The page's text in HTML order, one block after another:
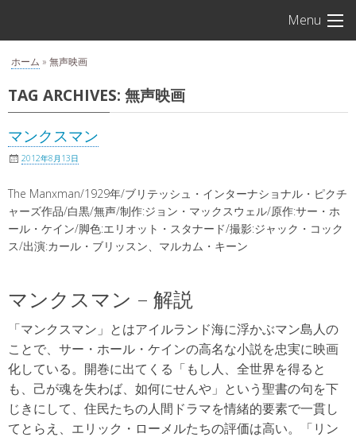
Menu
アルフレ
ホーム » 無声映画
TAG ARCHIVES: 無声映画
マンクスマン
2012年8月13日
The Manxman/1929年/ブリテッシュ・インターナショナル・ピクチ
ャーズ作品/白黒/無声/制作:ジョン・マックスウェル/原作:サー・ホ
ール・ケイン/脚色:エリオット・スタナード/撮影:ジャック・コック
ス/出演:カール・ブリッスン、マルカム・キーン
マンクスマン – 解説
「マンクスマン」とはアイルランド海に浮かぶマン島人の
ことで、サー・ホール・ケインの高名な小説を忠実に映画
化している。開巻に出てくる「もし人、全世界を得ると
も、己が魂を失わば、如何にせんや」という聖書の句を下
じきにして、住民たちの人間ドラマを情緒的要素で一貫し
てとらえ、エリック・ローメルたちの評価は高い。「リン